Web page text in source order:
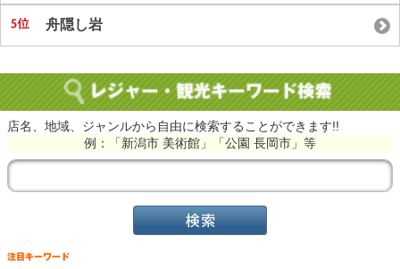
舟隠し岩
店名、地域、ジャンルから自由に検索することができます!!
例：「新潟市 美術館」「公園 長岡市」等